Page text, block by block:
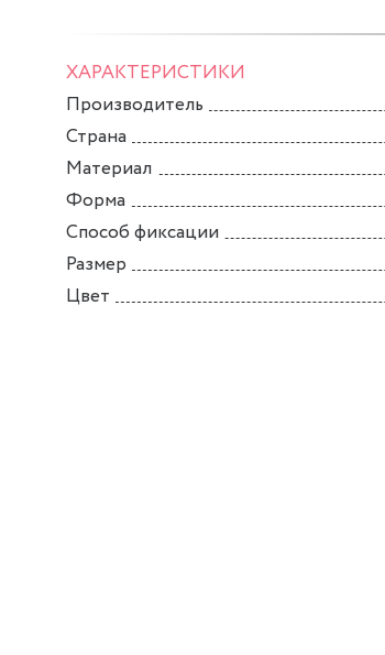
ХАРАКТЕРИСТИКИ
Производитель
Страна
Материал
Форма
Способ фиксации
Размер
Цвет